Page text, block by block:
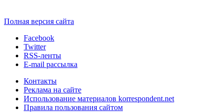
Полная версия сайта
Facebook
Twitter
RSS-ленты
E-mail рассылка
Контакты
Реклама на сайте
Использование материалов korrespondent.net
Правила пользования сайтом